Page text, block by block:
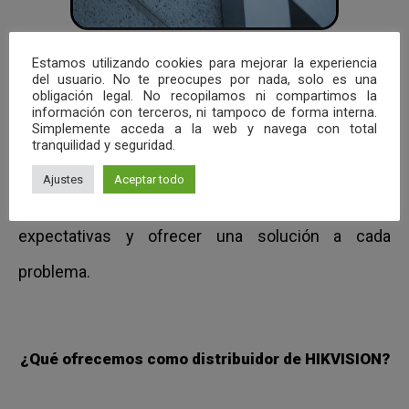
DDROM como distribuidor de esta marca, al igual
que Hikvision juzgamos nuestra gestión de
calidad por la satisfacción de nuestros clientes, ya
expectativas y ofrecer una solución a cada
problema.
¿Qué ofrecemos como distribuidor de HIKVISION?
Estamos utilizando cookies para mejorar la experiencia
del usuario. No te preocupes por nada, solo es una
obligación legal. No recopilamos ni compartimos la
información con terceros, ni tampoco de forma interna.
Simplemente acceda a la web y navega con total
tranquilidad y seguridad.
Ajustes Aceptar todo